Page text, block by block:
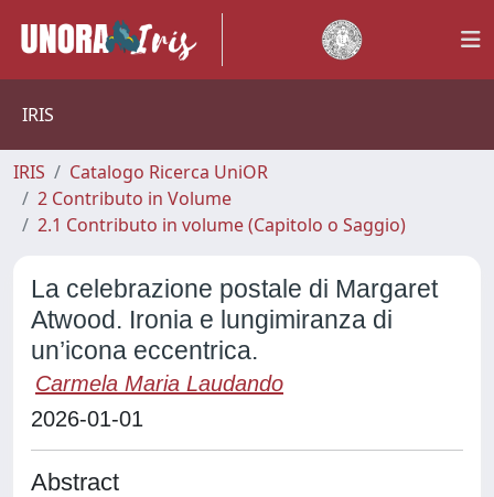
IRIS
IRIS
Catalogo Ricerca UniOR
2 Contributo in Volume
2.1 Contributo in volume (Capitolo o Saggio)
La celebrazione postale di Margaret
Atwood. Ironia e lungimiranza di
un’icona eccentrica.
Carmela Maria Laudando
2026-01-01
Abstract